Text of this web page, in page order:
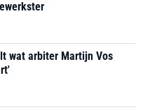
wat arbiter Martijn Vos